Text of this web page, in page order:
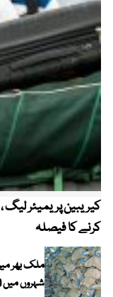
کرنے کا فیصلہ
ملک بھر
شہروں میں 20 کلو تھیلا 100 روپے تک مہنگا